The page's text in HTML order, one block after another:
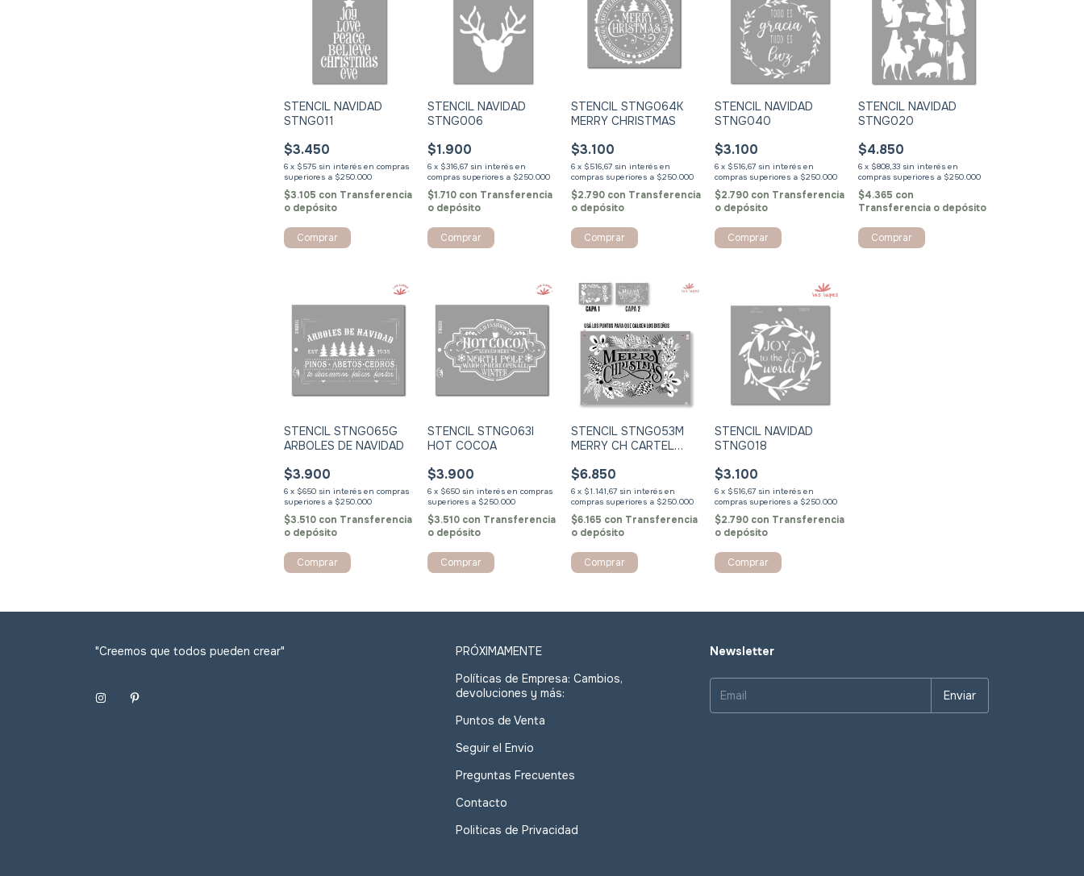
STENCIL NAVIDAD
STNG011
$3.450
6 x $575 sin interés
$3.105 con Transferencia
o depósito
Comprar
STENCIL NAVIDAD
STNG006
$1.900
6 x $316,67 sin interés
$1.710 con Transferencia
o depósito
Comprar
STENCIL STNG064K
MERRY CHRISTMAS
$3.100
6 x $516,67 sin interés
$2.790 con Transferencia
o depósito
STENCIL NAVIDAD
STNG040
$3.100
6 x $516,67 sin interés
$2.790 con Transferencia
o depósito
Comprar
STENCIL NAVIDAD
STNG020
$4.850
6 x $808,33 sin interés
$4.365 con
Transferencia o depósito
Comprar
STENCIL STNG065G
ARBOLES DE NAVIDAD
$3.900
6 x $650 sin interés
$3.510 con Transferencia
o depósito
STENCIL STNG063I
HOT COCOA
$3.900
6 x $650 sin interés
$3.510 con Transferencia
o depósito
STENCIL STNG053M
MERRY CH CARTEL
$6.850
6 x $1.141,67 sin interés
$6.165 con Transferencia
o depósito
Comprar
STENCIL NAVIDAD
STNG018
$3.100
6 x $516,67 sin interés
$2.790 con Transferencia
o depósito
Comprar
"Creemos que todos pueden crear"
PRÓXIMAMENTE
Políticas de Empresa: Cambios,
devoluciones y más:
Puntos de Venta
Seguir el Envio
Preguntas Frecuentes
Contacto
Politicas de Privacidad
Newsletter